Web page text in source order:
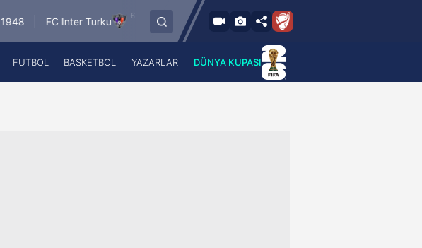
FC Inter Turku
6.8.2026 - Per
18:00
FC Vaduz Jagiellonia Bialystok
A Haber Radyo
FUTBOL BASKETBOL YAZARLAR DÜNYA KUPASI